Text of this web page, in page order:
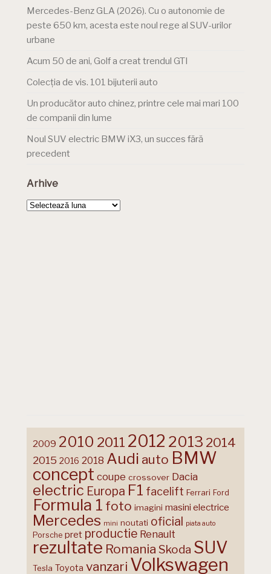
Mercedes-Benz GLA (2026). Cu o autonomie de
peste 650 km, acesta este noul rege al SUV-urilor
urbane
Acum 50 de ani, Golf a creat trendul GTI
Colecția de vis. 101 bijuterii auto
Un producător auto chinez, printre cele mai mari 100
de companii din lume
Noul SUV electric BMW iX3, un succes fără
precedent
Arhive
Arhive
2009 2010 2011 2012 2013 2014
2015 2016 2018 Audi auto BMW
concept coupe crossover Dacia
electric Europa F1 facelift Ferrari Ford
Formula 1 foto imagini masini electrice
Mercedes mini noutati oficial piata auto
Porsche pret productie Renault
rezultate Romania Skoda SUV
Tesla Toyota vanzari Volkswagen